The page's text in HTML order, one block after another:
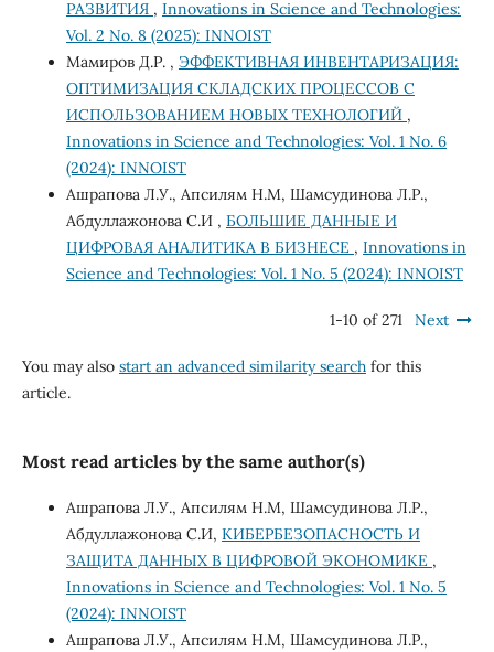
РАЗВИТИЯ , Innovations in Science and Technologies:
Vol. 2 No. 8 (2025): INNOIST
Мамиров Д.Р. , ЭФФЕКТИВНАЯ ИНВЕНТАРИЗАЦИЯ:
ОПТИМИЗАЦИЯ СКЛАДСКИХ ПРОЦЕССОВ С
ИСПОЛЬЗОВАНИЕМ НОВЫХ ТЕХНОЛОГИЙ ,
Innovations in Science and Technologies: Vol. 1 No. 6
(2024): INNOIST
Ашрапова Л.У., Апсилям Н.М, Шамсудинова Л.Р.,
Абдуллажонова С.И , БОЛЬШИЕ ДАННЫЕ И
ЦИФРОВАЯ АНАЛИТИКА В БИЗНЕСЕ , Innovations in
Science and Technologies: Vol. 1 No. 5 (2024): INNOIST
1-10 of 271 Next
You may also start an advanced similarity searchfor this
article.
Most read articles by the same author(s)
Ашрапова Л.У., Апсилям Н.М, Шамсудинова Л.Р.,
Абдуллажонова С.И, КИБЕРБЕЗОПАСНОСТЬ И
ЗАЩИТА ДАННЫХ В ЦИФРОВОЙ ЭКОНОМИКЕ ,
Innovations in Science and Technologies: Vol. 1 No. 5
(2024): INNOIST
Ашрапова Л.У., Апсилям Н.М, Шамсудинова Л.Р.,